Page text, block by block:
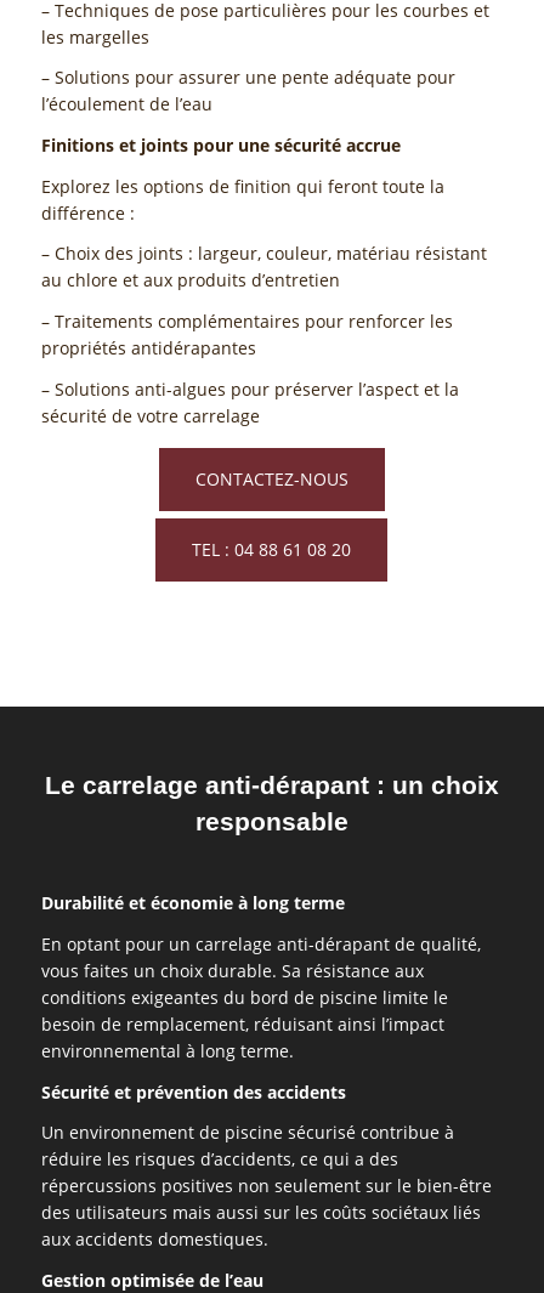
– Techniques de pose particulières pour les courbes et
les margelles
– Solutions pour assurer une pente adéquate pour
l’écoulement de l’eau
Finitions et joints pour une sécurité accrue
Explorez les options de finition qui feront toute la
différence :
– Choix des joints : largeur, couleur, matériau résistant
au chlore et aux produits d’entretien
– Traitements complémentaires pour renforcer les
propriétés antidérapantes
– Solutions anti-algues pour préserver l’aspect et la
sécurité de votre carrelage
CONTACTEZ-NOUS
TEL : 04 88 61 08 20
Le carrelage anti-dérapant : un choix
responsable
Durabilité et économie à long terme
En optant pour un carrelage anti-dérapant de qualité,
vous faites un choix durable. Sa résistance aux
conditions exigeantes du bord de piscine limite le
besoin de remplacement, réduisant ainsi l’impact
environnemental à long terme.
Sécurité et prévention des accidents
Un environnement de piscine sécurisé contribue à
réduire les risques d’accidents, ce qui a des
répercussions positives non seulement sur le bien-être
des utilisateurs mais aussi sur les coûts sociétaux liés
aux accidents domestiques.
Gestion optimisée de l’eau